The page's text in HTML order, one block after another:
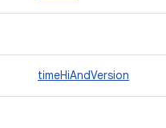
timeHiAndVersion